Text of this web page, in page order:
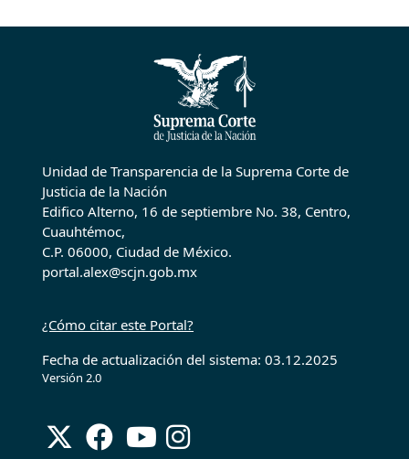
Unidad de Transparencia de la Suprema Corte de
Justicia de la Nación
Edifico Alterno, 16 de septiembre No. 38, Centro,
Cuauhtémoc,
C.P. 06000, Ciudad de México.
portal.alex@scjn.gob.mx
¿Cómo citar este Portal?
Fecha de actualización del sistema: 03.12.2025
Versión 2.0